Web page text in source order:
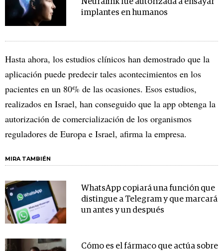
Neuralink fue autorizada a ensayar
implantes en humanos
Hasta ahora, los estudios clínicos han demostrado que la
aplicación puede predecir tales acontecimientos en los
pacientes en un 80% de las ocasiones. Esos estudios,
realizados en Israel, han conseguido que la app obtenga la
autorización de comercialización de los organismos
reguladores de Europa e Israel, afirma la empresa.
MIRA TAMBIÉN
WhatsApp copiará una función que
distingue a Telegram y que marcará
un antes y un después
Cómo es el fármaco que actúa sobre